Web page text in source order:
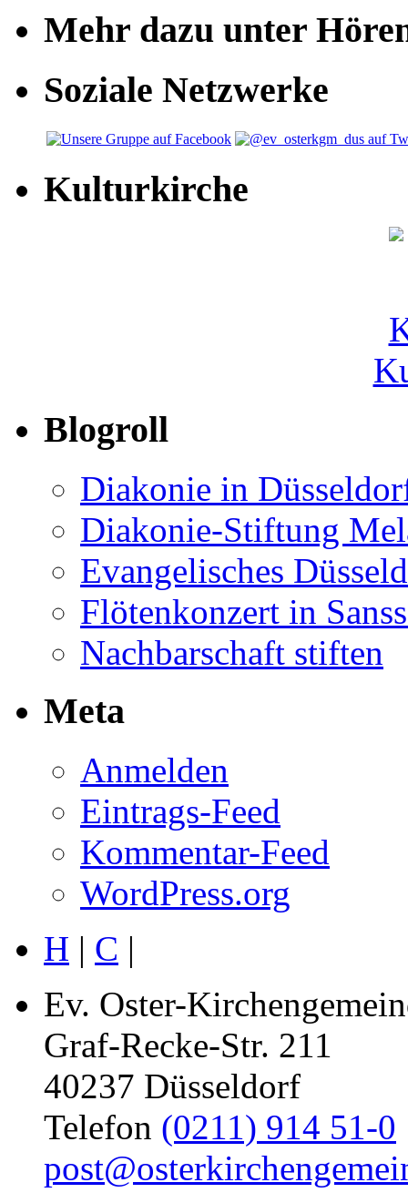
Mehr dazu unter
Soziale Netzwerke
Kulturkirche
Blogroll
Diakonie in
Diakonie-Stiftung
Evangelisches
Flötenkonzert in
Nachbarschaft stiften
Meta
Anmelden
Eintrags-Feed
Kommentar-Feed
WordPress.org
H | C |
Ev. Oster-
Graf-Recke-Str. 211
40237 Düsseldorf
Telefon (0211) 914 51-0